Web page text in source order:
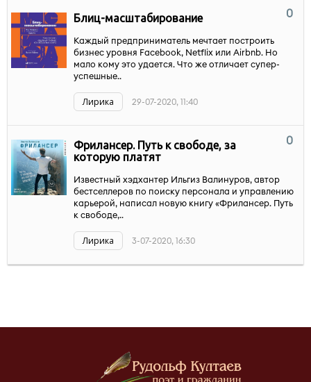
0
Блиц-масштабирование
Каждый предприниматель мечтает построить
бизнес уровня Facebook, Netflix или Airbnb. Но
мало кому это удается. Что же отличает супер-
успешные..
Лирика 29-07-2020, 11:40
0
Фрилансер. Путь к свободе, за
которую платят
Известный хэдхантер Ильгиз Валинуров, автор
бестселлеров по поиску персонала и управлению
карьерой, написал новую книгу «Фрилансер. Путь
к свободе,..
Лирика 3-07-2020, 16:30